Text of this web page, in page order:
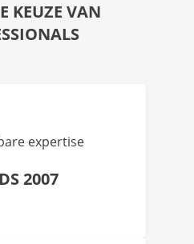
KEUZE VAN
expertise
2007